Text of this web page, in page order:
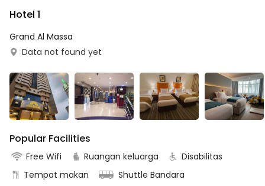
Hotel 1
Grand Al Massa
Data not found yet
Popular Facilities
Free Wifi Ruangan keluarga
Disabilitas
Tempat makan
Shuttle Bandara